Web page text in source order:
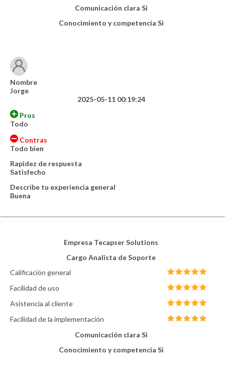
Comunicación clara Si
Conocimiento y competencia Si
Nombre
Jorge
2025-05-11 00:19:24
Pros
Todo
Contras
Todo bien
Rapidez de respuesta
Satisfecho
Describe tu experiencia general
Buena
Empresa Tecapser Solutions
Cargo Analista de Soporte
Calificación general
Facilidad de uso
Asistencia al cliente
Facilidad de la implementación
Comunicación clara Si
Conocimiento y competencia Si